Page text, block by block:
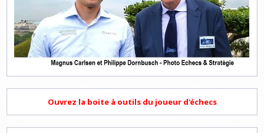
Ouvrez la boite à outils du joueur d'échecs